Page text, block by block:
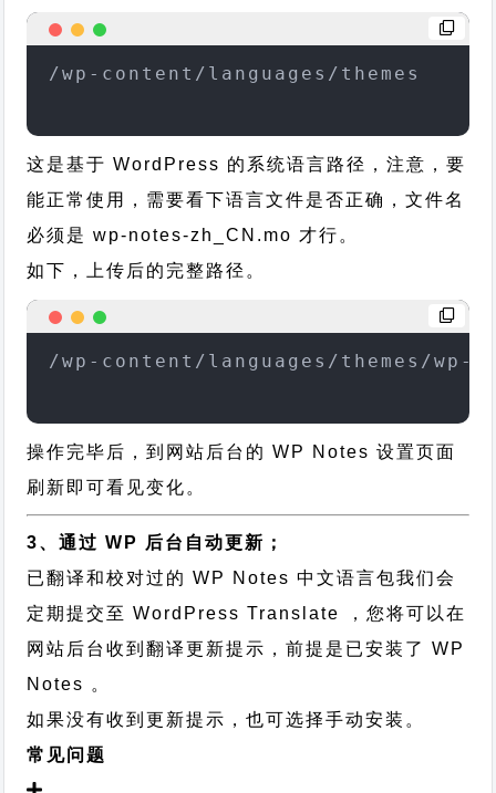
/wp-content/languages/themes
这是基于 WordPress 的系统语言路径，注意，要
能正常使用，需要看下语言文件是否正确，文件名
必须是 wp-notes-zh_CN.mo 才行。
如下，上传后的完整路径。
/wp-content/languages/themes/wp-
操作完毕后，到网站后台的 WP Notes 设置页面
刷新即可看见变化。
3、通过 WP 后台自动更新；
已翻译和校对过的 WP Notes 中文语言包我们会
定期提交至 WordPress Translate ，您将可以在
网站后台收到翻译更新提示，前提是已安装了 WP
Notes 。
如果没有收到更新提示，也可选择手动安装。
常见问题